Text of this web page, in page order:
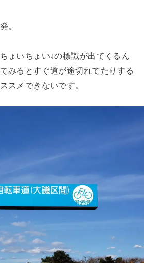
。
ょいちょい↓の標識が出てくるん
みるとすぐ道が途切れてたりする
スメできないです。